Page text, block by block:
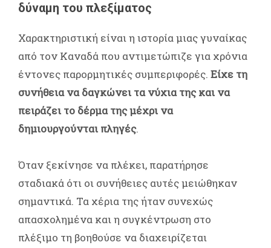
δύναμη του πλεξίματος
Χαρακτηριστική είναι η ιστορία μιας γυναίκας
από τον Καναδά που αντιμετώπιζε για χρόνια
έντονες παρορμητικές συμπεριφορές. Είχε τη
συνήθεια να δαγκώνει τα νύχια της και να
πειράζει το δέρμα της μέχρι να
δημιουργούνται πληγές.
Όταν ξεκίνησε να πλέκει, παρατήρησε
σταδιακά ότι οι συνήθειες αυτές μειώθηκαν
σημαντικά. Τα χέρια της ήταν συνεχώς
απασχολημένα και η συγκέντρωση στο
πλέξιμο τη βοηθούσε να διαχειρίζεται